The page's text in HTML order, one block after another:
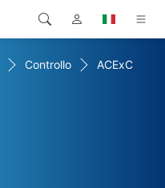
Controllo ACExC